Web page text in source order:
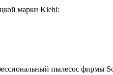
марки Kiehl:
пылесос фирмы